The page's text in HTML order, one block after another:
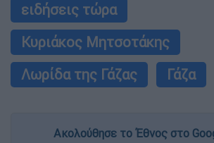
ειδήσεις τώρα
Κυριάκος Μητσοτάκης
Λωρίδα της Γάζας
Γάζα
Ακολούθησε το Έθνος στο